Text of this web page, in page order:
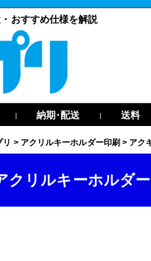
おすすめ仕様を解説
| 納期･配送 | 送料
リ > アクリルキーホルダー印刷 > アク
クリルキーホルダ